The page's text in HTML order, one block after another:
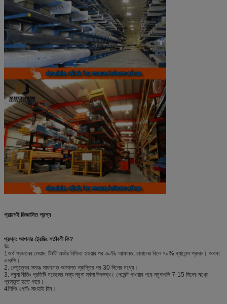
প্রায়শই জিজ্ঞাসিত প্রশ্ন
প্রশ্ন: আপনার ট্রেডিং শর্তাবলী কি?
উঃ
1অর্থ প্রদানের মেয়াদ: টি/টি অর্ডার নিশ্চিত হওয়ার পর ৩০% আমানত, চালানের বিলে ৭০% ব্যালেন্স প্রদান। অথবা
এল/সি।
2. নেতৃত্বের সময়ঃ সাধারণত আমানত প্রাপ্তির পর 30 দিনের মধ্যে।
3. নমুনা নীতিঃ প্রতিটি মডেলের জন্য নমুনা সর্বদা উপলব্ধ। পেমেন্ট পাওয়ার পরে নমুনাগুলি 7-15 দিনের মধ্যে
প্রস্তুত হতে পারে।
4শিপিং পোর্টঃ সাংহাই চীন।